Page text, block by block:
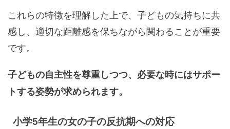
これらの特徴を理解した上で、子どもの気持ちに共
感し、適切な距離感を保ちながら関わることが重要
です。
子どもの自主性を尊重しつつ、必要な時にはサポー
トする姿勢が求められます。
小学5年生の女の子の反抗期への対応